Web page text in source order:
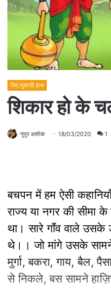
लिए लुकाठी हाथ
शिकार हो के
नुपुर अशोक 18/03/2020 1
बचपन में हम ऐसी
राज्य या नगर की सीमा
था। सारे गाँव वाले
थे।। जो मांगे उसके
मुर्गा, बकरा, गाय, बैल,
से निकले, बस सामने